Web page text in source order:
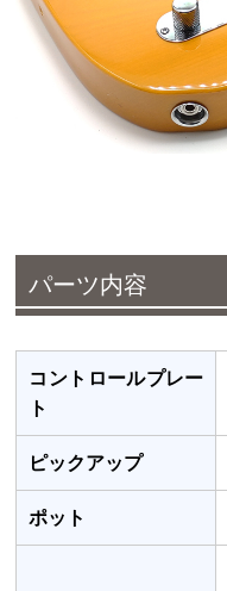
パーツ内容
コントロールプレー
ト
ピックアップ
ポット